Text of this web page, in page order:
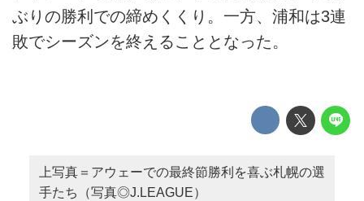
ぶりの勝利での締めくくり。一方、浦和は3連
敗でシーズンを終えることとなった。
上写真＝アウェーでの最終節勝利を喜ぶ札幌の選
手たち（写真◎J.LEAGUE）